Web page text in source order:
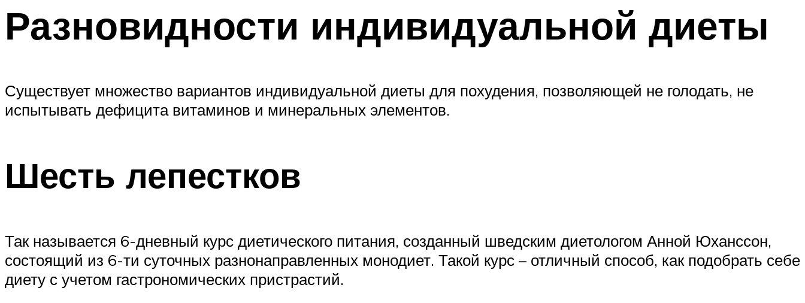
Разновидности индивидуальной диеты
Существует множество вариантов индивидуальной диеты для похудения, позволяющей не голодать, не
испытывать дефицита витаминов и минеральных элементов.
Шесть лепестков
Так называется 6-дневный курс диетического питания, созданный шведским диетологом Анной Юханссон,
состоящий из 6-ти суточных разнонаправленных монодиет. Такой курс – отличный способ, как подобрать себе
диету с учетом гастрономических пристрастий.